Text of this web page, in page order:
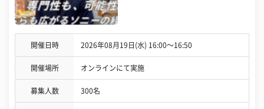
開催日時 2026年08月19日(水) 16:00〜16:50
開催場所 オンラインにて実施
募集人数 300名